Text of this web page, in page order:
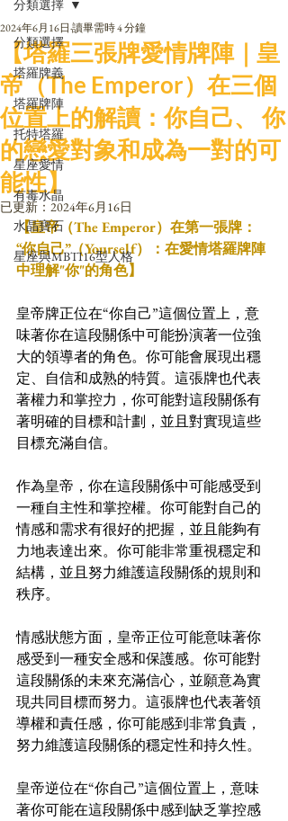
分類選擇
塔羅牌義
塔羅牌陣
托特塔羅
星座愛情
有毒水晶
水晶寶石
星座與MBTI16型人格
分類選擇
【塔羅三張牌愛情牌陣｜皇
帝（The Emperor）在三個
位置上的解讀：你自己、 你
的戀愛對象和成為一對的可
能性】
2024年6月16日 讀畢需時 4 分鐘
已更新： 2024年6月16日
【皇帝（The Emperor）在第一張牌：
“你自己”（Yourself）：在愛情塔羅牌陣
中理解"你"的角色】
皇帝牌正位在“你自己”這個位置上，意
味著你在這段關係中可能扮演著一位強
大的領導者的角色。你可能會展現出穩
定、自信和成熟的特質。這張牌也代表
著權力和掌控力，你可能對這段關係有
著明確的目標和計劃，並且對實現這些
目標充滿自信。
作為皇帝，你在這段關係中可能感受到
一種自主性和掌控權。你可能對自己的
情感和需求有很好的把握，並且能夠有
力地表達出來。你可能非常重視穩定和
結構，並且努力維護這段關係的規則和
秩序。
情感狀態方面，皇帝正位可能意味著你
感受到一種安全感和保護感。你可能對
這段關係的未來充滿信心，並願意為實
現共同目標而努力。這張牌也代表著領
導權和責任感，你可能感到非常負責，
努力維護這段關係的穩定性和持久性。
皇帝逆位在“你自己”這個位置上，意味
著你可能在這段關係中感到缺乏掌控感